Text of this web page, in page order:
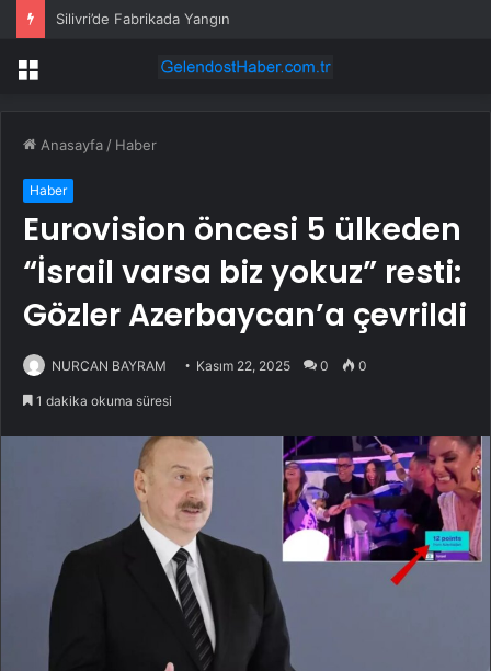
Menü
Anasayfa / Haber
Haber
Eurovision öncesi 5 ülkeden
“İsrail varsa biz yokuz” resti:
Gözler Azerbaycan’a çevrildi
NURCAN BAYRAM Kasım 22, 2025 0 0
1 dakika okuma süresi